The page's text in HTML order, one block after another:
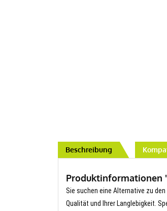
Beschreibung
Produktinformationen
Sie suchen eine Alternative zu
Qualität und Ihrer Langlebigkeit.